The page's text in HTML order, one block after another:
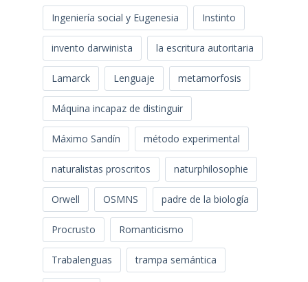
Ingeniería social y Eugenesia Instinto
invento darwinista la escritura autoritaria
Lamarck Lenguaje metamorfosis
Máquina incapaz de distinguir
Máximo Sandín método experimental
naturalistas proscritos naturphilosophie
Orwell OSMNS padre de la biología
Procrusto Romanticismo
Trabalenguas trampa semántica